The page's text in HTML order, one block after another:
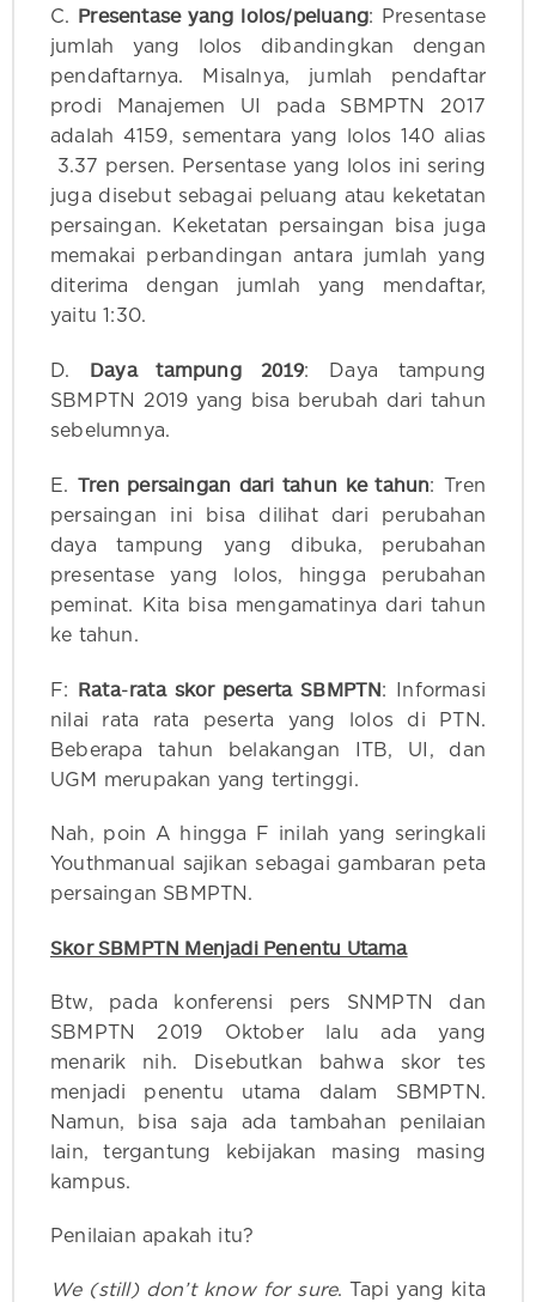
C. Presentase yang lolos/peluang: Presentase
jumlah yang lolos dibandingkan dengan
pendaftarnya. Misalnya, jumlah pendaftar
prodi Manajemen UI pada SBMPTN 2017
adalah 4159, sementara yang lolos 140 alias
3.37 persen. Persentase yang lolos ini sering
juga disebut sebagai peluang atau keketatan
persaingan. Keketatan persaingan bisa juga
memakai perbandingan antara jumlah yang
diterima dengan jumlah yang mendaftar,
yaitu 1:30.
D. Daya tampung 2019: Daya tampung
SBMPTN 2019 yang bisa berubah dari tahun
sebelumnya.
E. Tren persaingan dari tahun ke tahun: Tren
persaingan ini bisa dilihat dari perubahan
daya tampung yang dibuka, perubahan
presentase yang lolos, hingga perubahan
peminat. Kita bisa mengamatinya dari tahun
ke tahun.
F: Rata-rata skor peserta SBMPTN: Informasi
nilai rata rata peserta yang lolos di PTN.
Beberapa tahun belakangan ITB, UI, dan
UGM merupakan yang tertinggi.
Nah, poin A hingga F inilah yang seringkali
Youthmanual sajikan sebagai gambaran peta
persaingan SBMPTN.
Skor SBMPTN Menjadi Penentu Utama
Btw, pada konferensi pers SNMPTN dan
SBMPTN 2019 Oktober lalu ada yang
menarik nih. Disebutkan bahwa skor tes
menjadi penentu utama dalam SBMPTN.
Namun, bisa saja ada tambahan penilaian
lain, tergantung kebijakan masing masing
kampus.
Penilaian apakah itu?
We (still) don’t know for sure. Tapi yang kita